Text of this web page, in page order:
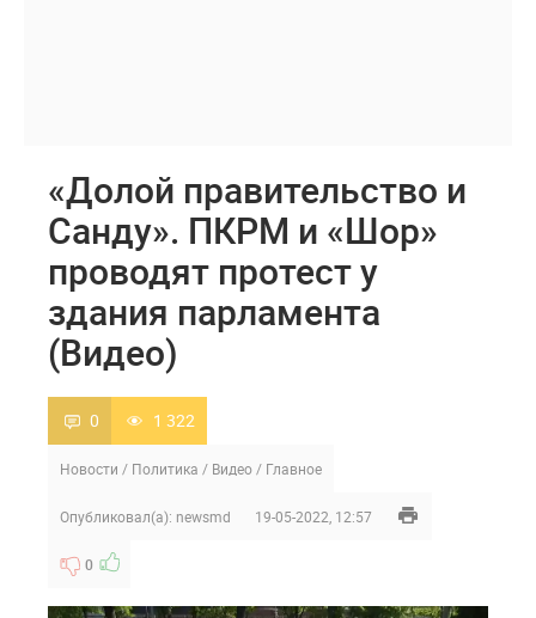
«Долой правительство и
Санду». ПКРМ и «Шор»
проводят протест у
здания парламента
(Видео)
0 1 322
Новости / Политика / Видео / Главное
Опубликовал(а): newsmd 19-05-2022, 12:57
0